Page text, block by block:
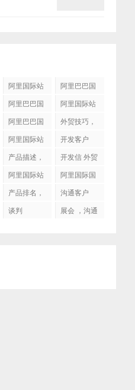
阿里国际站
国际站托管
服务，阿里
服务
阿里巴巴国
阿里巴巴国
阿里国际站
阿里巴巴国
作
外贸技巧，
阿里国际站
开发客户
产品描述，
开发信 外贸
阿里国际站
阿里国际国
产品排名，
沟通客户
谈判
展会 ，沟通